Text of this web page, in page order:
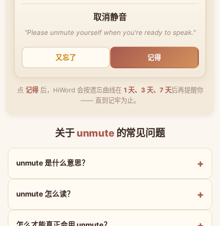
取消静音
"Please unmute yourself when you're ready to speak."
又忘了 记得
点 记得后，HiWord 会按遗忘曲线在 1 天、3 天、7 天后再提醒你
—— 直到记牢为止。
关于 unmute的常见问题
unmute 是什么意思？
unmute 怎么读？